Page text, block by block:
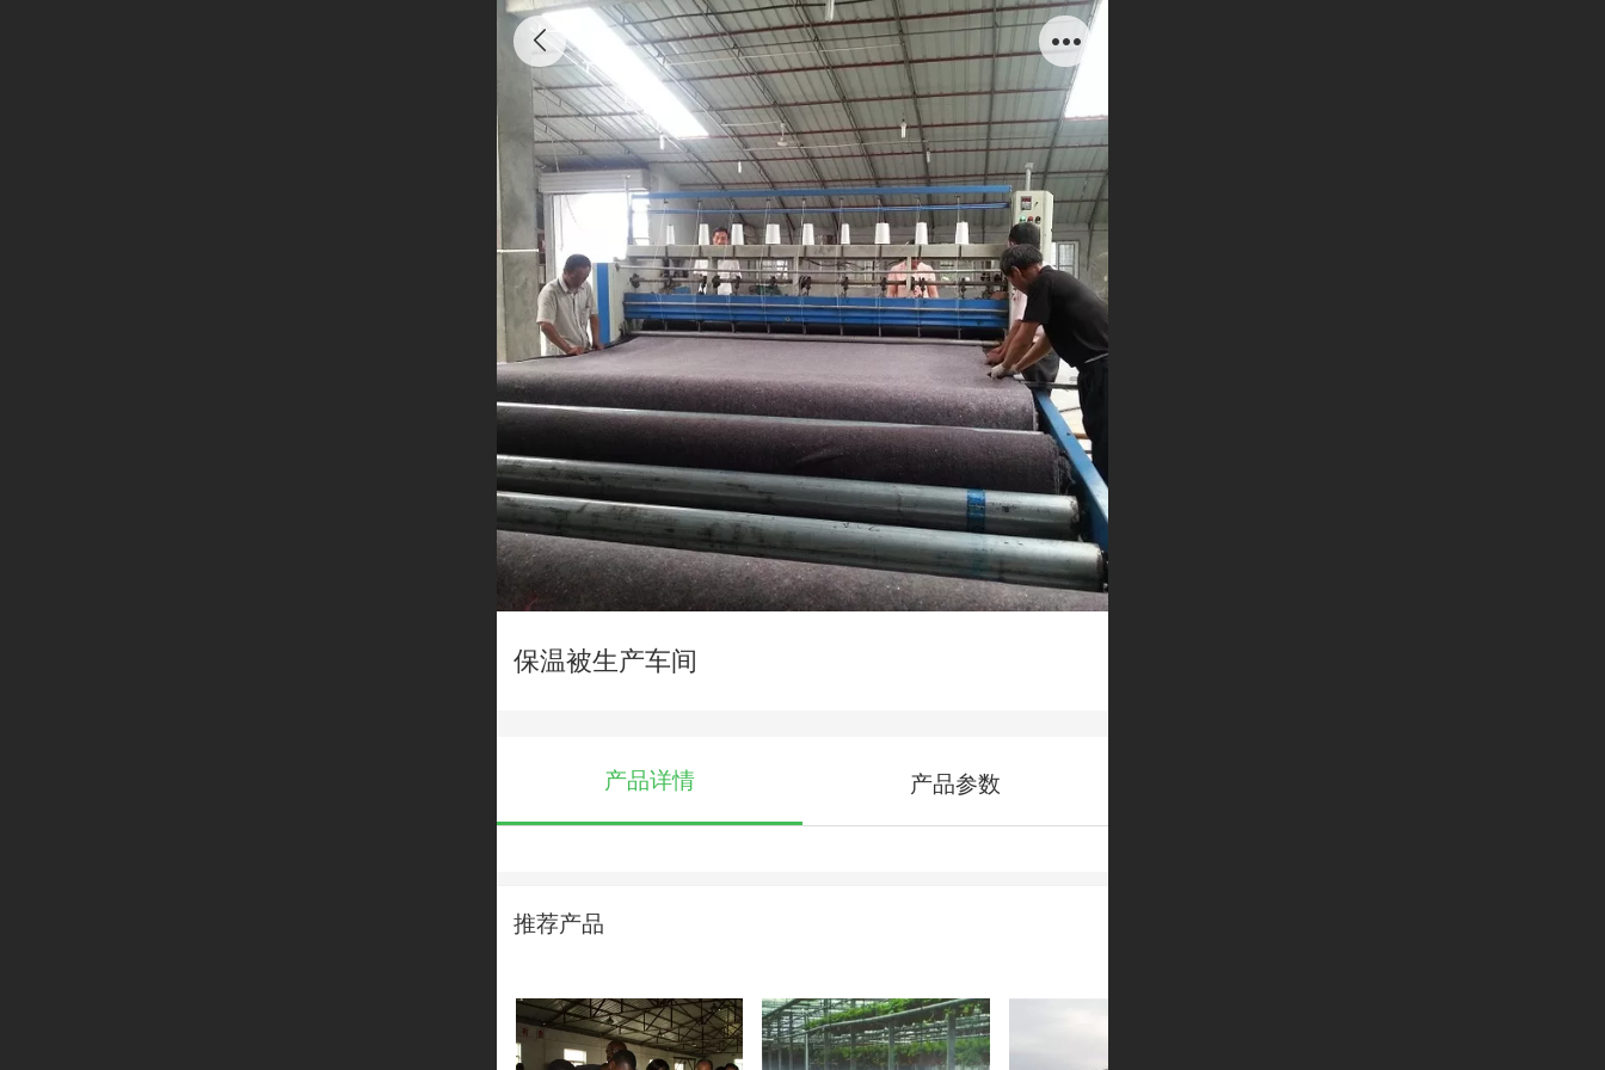
保温被生产车间
产品详情 产品参数
推荐产品